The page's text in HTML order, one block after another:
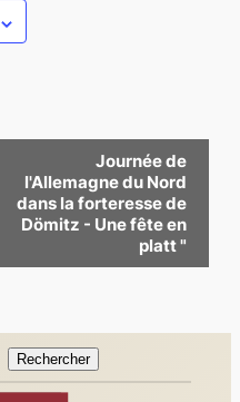
Journée de
l'Allemagne du Nord
dans la forteresse de
Dömitz - Une fête en
platt"
Rechercher